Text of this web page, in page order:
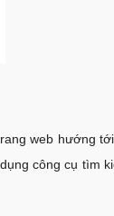
web hướng
công cụ tìm